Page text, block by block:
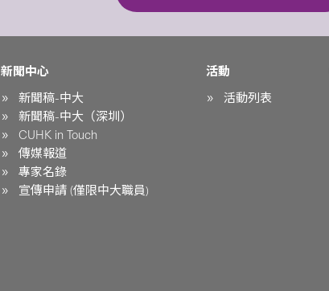
新聞中心
新聞稿-中大
新聞稿-中大（深圳）
CUHK in Touch
傳媒報道
專家名錄
宣傳申請 (僅限中大職員)
活動
活動列表